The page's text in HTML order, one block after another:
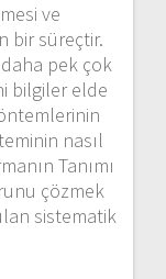
ve
bir süreçtir.
pek çok
bilgiler elde
nasıl
Tanımı
çözmek
sistematik